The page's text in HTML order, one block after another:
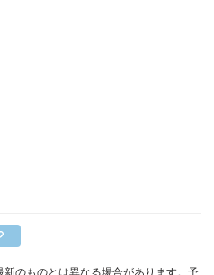
のものとは異なる場合があります。予